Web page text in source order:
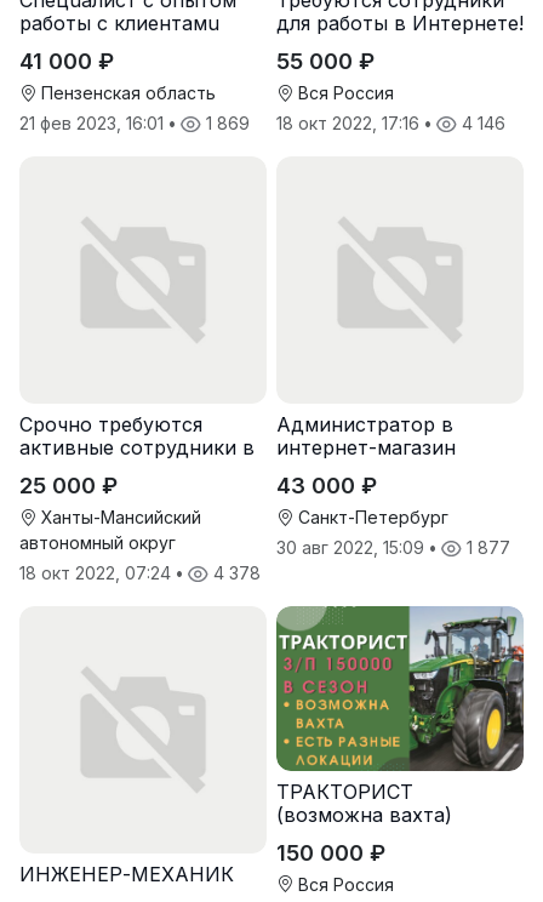
рaботы с клиентaмu
41 000 ₽
Пензенская область
21 фев 2023, 16:01 • 1 869
для работы в Интернете!
55 000 ₽
Вся Россия
18 окт 2022, 17:16 • 4 146
Срочно требуются
активные сотрудники в
25 000 ₽
Ханты-Мансийский
автономный округ
18 окт 2022, 07:24 • 4 378
Администратор в
интернет-магазин
43 000 ₽
Санкт-Петербург
30 авг 2022, 15:09 • 1 877
ИНЖЕНЕР-МЕХАНИК
ТРАКТОРИСТ
(возможна вахта)
150 000 ₽
Вся Россия